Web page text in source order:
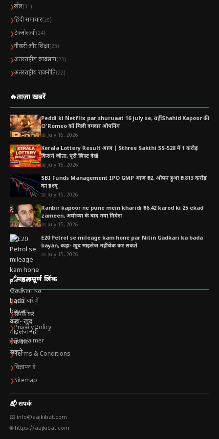
टेक्नोलॉजी और इंटीरियर हाइलाइट्स
ऑटो इंडस्ट्री में क्यों है इतनी चर्चा?
लॉन्च टाइमलाइन और संभावित कीमत
❯खेल(31)
❯हिंदी समाचार(28)
❯टैकनोलजी(24)
❯नौकरी और शिक्षा(23)
❯अंतरराष्ट्रीय व्यवसाय(23)
❯अंतरराष्ट्रीय राजनीति(22)
🔥ताज़ा खबरें
Peddi ki Netflix par shuruaat 16 july se, वहीं Shahid Kapoor की
O’Romeo को मिली दमदार ओपनिंग
📅 July 16, 2026
Kerala Lottery Result आज | Sthree Sakthi SS-528 में 1 करोड़
किसने जीता, पूरी लिस्ट देखें
📅 July 15, 2026
SBI Funds Management IPO GMP आज ₹92, ओपन हुआ ₹9,813 करोड़
का इश्यू
📅 July 15, 2026
Ranbir kapoor ne pune mein kharidi ₹16.42 karod ki 25 ekad
zameen, अयोध्या के बाद नया निवेश
📅 July 15, 2026
E20 Petrol se mileage kam hone par Nitin Gadkari ka bada
bayan, कहा- खुद माइलेज नहीं चेक कर सकते
📅 July 15, 2026
🔗महत्वपूर्ण लिंक
❯हमारे बारे में
❯संपर्क करें
❯Privacy Policy
❯Disclaimer
❯Terms & Conditions
❯विज्ञापन दें
❯Sitemap
📬 संपर्क
📧 info@aajkibat.com
🌐 https://aajkibat.com